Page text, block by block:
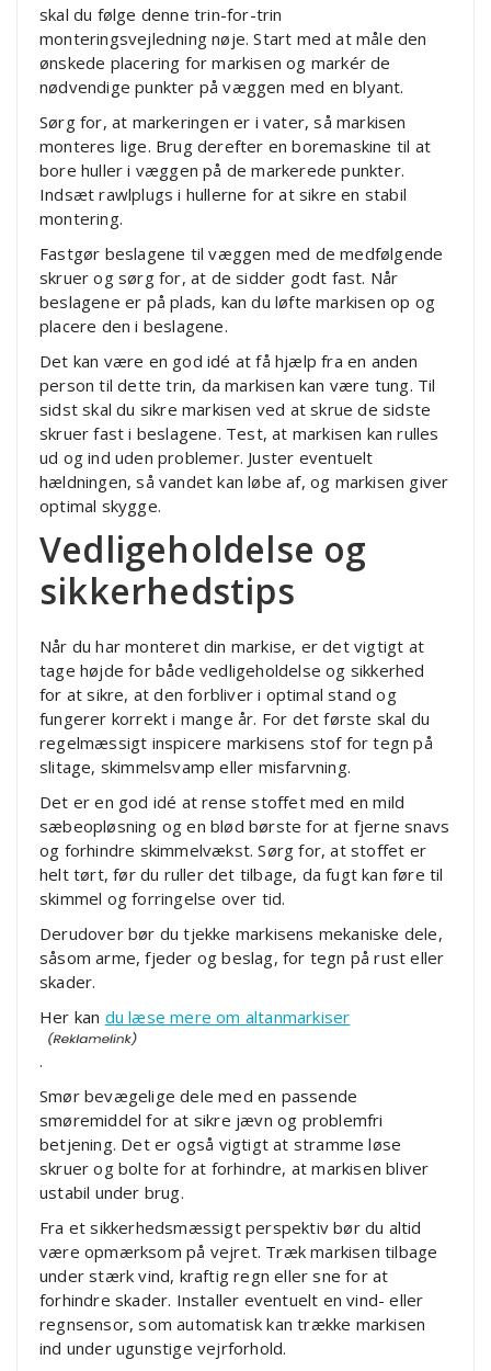
skal du følge denne trin-for-trin
monteringsvejledning nøje. Start med at måle den
ønskede placering for markisen og markér de
nødvendige punkter på væggen med en blyant.
Sørg for, at markeringen er i vater, så markisen
monteres lige. Brug derefter en boremaskine til at
bore huller i væggen på de markerede punkter.
Indsæt rawlplugs i hullerne for at sikre en stabil
montering.
Fastgør beslagene til væggen med de medfølgende
skruer og sørg for, at de sidder godt fast. Når
beslagene er på plads, kan du løfte markisen op og
placere den i beslagene.
Det kan være en god idé at få hjælp fra en anden
person til dette trin, da markisen kan være tung. Til
sidst skal du sikre markisen ved at skrue de sidste
skruer fast i beslagene. Test, at markisen kan rulles
ud og ind uden problemer. Juster eventuelt
hældningen, så vandet kan løbe af, og markisen giver
optimal skygge.
Vedligeholdelse og
sikkerhedstips
Når du har monteret din markise, er det vigtigt at
tage højde for både vedligeholdelse og sikkerhed
for at sikre, at den forbliver i optimal stand og
fungerer korrekt i mange år. For det første skal du
regelmæssigt inspicere markisens stof for tegn på
slitage, skimmelsvamp eller misfarvning.
Det er en god idé at rense stoffet med en mild
sæbeopløsning og en blød børste for at fjerne snavs
og forhindre skimmelvækst. Sørg for, at stoffet er
helt tørt, før du ruller det tilbage, da fugt kan føre til
skimmel og forringelse over tid.
Derudover bør du tjekke markisens mekaniske dele,
såsom arme, fjeder og beslag, for tegn på rust eller
skader.
Her kan du læse mere om altanmarkiser
.
Smør bevægelige dele med en passende
smøremiddel for at sikre jævn og problemfri
betjening. Det er også vigtigt at stramme løse
skruer og bolte for at forhindre, at markisen bliver
ustabil under brug.
Fra et sikkerhedsmæssigt perspektiv bør du altid
være opmærksom på vejret. Træk markisen tilbage
under stærk vind, kraftig regn eller sne for at
forhindre skader. Installer eventuelt en vind- eller
regnsensor, som automatisk kan trække markisen
ind under ugunstige vejrforhold.